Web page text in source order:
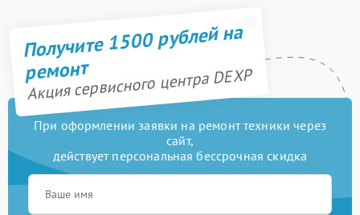
Получите 1500 рублей на
ремонт
Акция сервисного центра DEXP
При оформлении заявки на ремонт техники через
сайт,
действует персональная бессрочная скидка